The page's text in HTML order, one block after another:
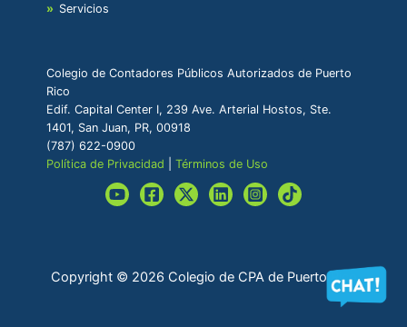
Servicios
Colegio de Contadores Públicos Autorizados de Puerto
Rico
Edif. Capital Center I, 239 Ave. Arterial Hostos, Ste.
1401, San Juan, PR, 00918
(787) 622-0900
Política de Privacidad |Términos de Uso
Copyright © 2026 Colegio de CPA de Puerto Rico